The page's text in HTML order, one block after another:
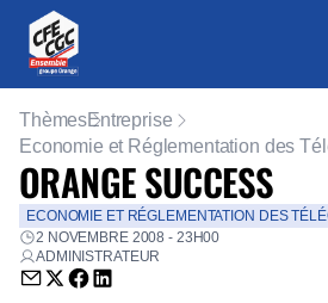
ThèmesEntreprise
Economie et Réglementation des
ORANGE SUCCESS
ECONOMIE ET RÉGLEMENTATION DES
2 NOVEMBRE 2008 - 23H00
ADMINISTRATEUR
Envoyer par email (nouvelle fenêtre)
Partager sur Twitter (nouvelle
Partager sur Facebook
Partager sur LinkedIn